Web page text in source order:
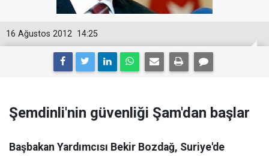
14:25
16 Ağustos 2012
Şemdinli'nin güvenliği Şam'dan başlar
Başbakan Yardımcısı Bekir Bozdağ, Suriye'de